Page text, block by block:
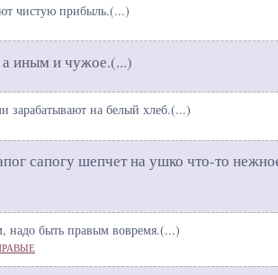
чистую прибыль.(...)
иным и чужое.(...)
зарабатывают на белый хлеб.(...)
сапогу шепчет на ушко что-то
надо быть правым вовремя.(...)